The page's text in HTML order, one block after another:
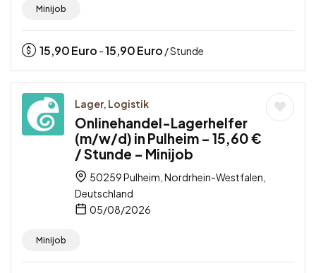
Minijob
15,90Euro -15,90Euro / Stunde
Lager, Logistik
Onlinehandel-Lagerhelfer
(m/w/d) in Pulheim – 15,60 €
/ Stunde – Minijob
50259 Pulheim, Nordrhein-Westfalen,
Deutschland
05/08/2026
Minijob